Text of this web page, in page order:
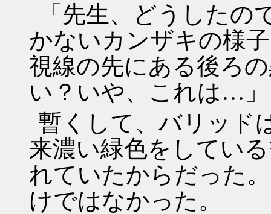
「先生、どうした
かないカンザキの様
視線の先にある後ろ
い？いや、これは…」
暫くして、バリッド
来濃い緑色をしてい
れていたからだった
けではなかった。